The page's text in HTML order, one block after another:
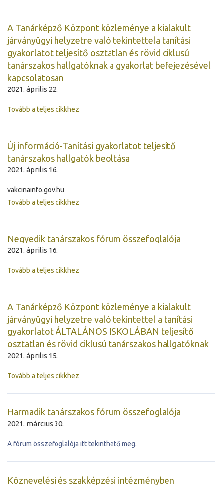
A Tanárképző Központ közleménye a kialakult
járványügyi helyzetre való tekintettela tanítási
gyakorlatot teljesítő osztatlan és rövid ciklusú
tanárszakos hallgatóknak a gyakorlat befejezésével
kapcsolatosan
2021. április 22.
Tovább a teljes cikkhez
Új információ-Tanítási gyakorlatot teljesítő
tanárszakos hallgatók beoltása
2021. április 16.
vakcinainfo.gov.hu
Tovább a teljes cikkhez
Negyedik tanárszakos fórum összefoglalója
2021. április 16.
Tovább a teljes cikkhez
A Tanárképző Központ közleménye a kialakult
járványügyi helyzetre való tekintettel a tanítási
gyakorlatot ÁLTALÁNOS ISKOLÁBAN teljesítő
osztatlan és rövid ciklusú tanárszakos hallgatóknak
2021. április 15.
Tovább a teljes cikkhez
Harmadik tanárszakos fórum összefoglalója
2021. március 30.
A fórum összefoglalója itt tekinthető meg.
Köznevelési és szakképzési intézményben